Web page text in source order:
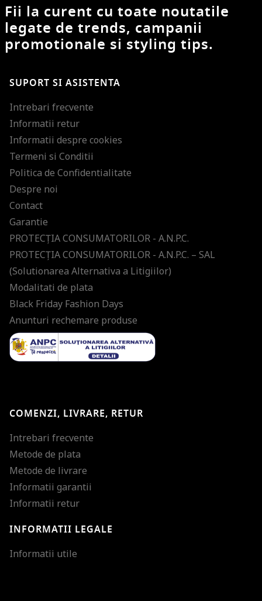
Fii la curent cu toate noutatile
legate de trends, campanii
promotionale si styling tips.
SUPORT SI ASISTENTA
Intrebari frecvente
Informatii retur
Informatii despre cookies
Termeni si Conditii
Politica de Confidentialitate
Despre noi
Contact
Garantie
PROTECŢIA CONSUMATORILOR - A.N.P.C.
PROTECŢIA CONSUMATORILOR - A.N.P.C. – SAL
(Solutionarea Alternativa a Litigiilor)
Modalitati de plata
Black Friday Fashion Days
Anunturi rechemare produse
COMENZI, LIVRARE, RETUR
Intrebari frecvente
Metode de plata
Metode de livrare
Informatii garantii
Informatii retur
INFORMATII LEGALE
Informatii utile